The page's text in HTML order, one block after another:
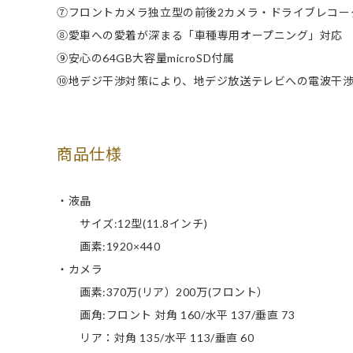
⑦フロントカメラ独立型の前後2カメラ・ドライブレコー
⑧愛車への愛着が深まる「車種専用オープニング」対応
⑨安心の64GB大容量microSD付属
⑩地デジ干渉対策により、地デジ放送テレビへの電波干
商品仕様
・液晶
サイズ:12型(11.8インチ)
画素:1920×440
・カメラ
画素:370万(リア）200万(フロント）
画角:フロント 対角 160/水平 137/垂直 73
リア：対角 135/水平 113/垂直 60